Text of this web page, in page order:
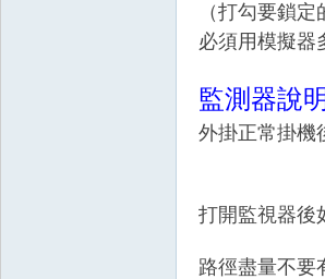
（打勾要鎖
必須用模擬器
監測器說明
外掛正常掛機
打開監視器後
路徑盡量不要